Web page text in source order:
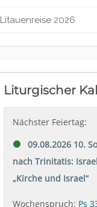
Litauenreise 2026